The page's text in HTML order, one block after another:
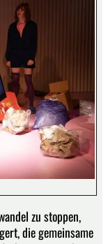
zu stoppen,
die gemeinsame